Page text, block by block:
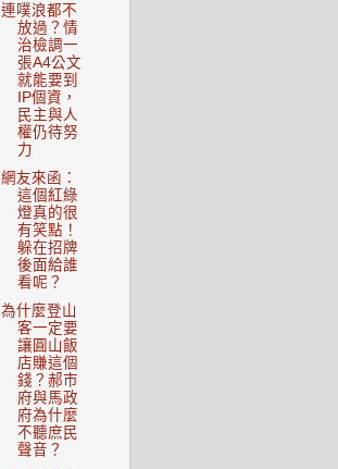
連噗浪都不
放過？情
治檢調一
張A4公文
就能要到
IP個資，
民主與人
權仍待努
力
網友來函：
這個紅綠
燈真的很
有笑點！
躲在招牌
後面給誰
看呢？
為什麼登山
客一定要
讓圓山飯
店賺這個
錢？郝市
府與馬政
府為什麼
不聽庶民
聲音？